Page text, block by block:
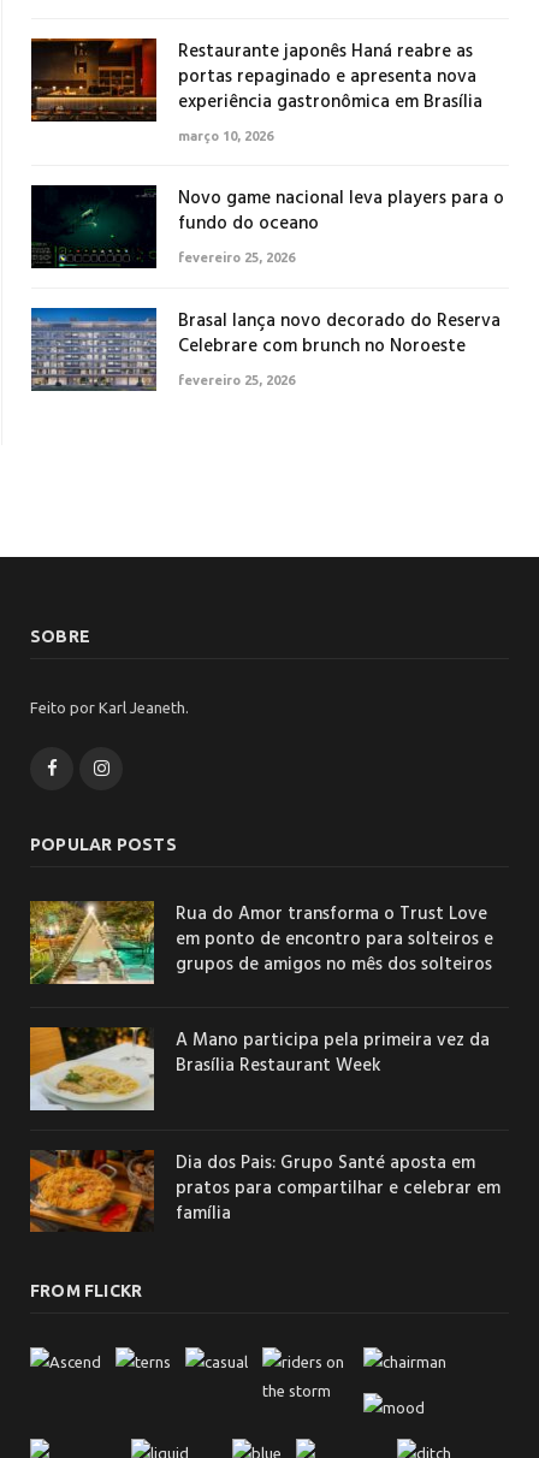
Restaurante japonês Haná reabre as
portas repaginado e apresenta nova
experiência gastronômica em Brasília
março 10, 2026
Novo game nacional leva players para o
fundo do oceano
fevereiro 25, 2026
Brasal lança novo decorado do Reserva
Celebrare com brunch no Noroeste
fevereiro 25, 2026
SOBRE
Feito por Karl Jeaneth.
FacebookInstagram
POPULAR POSTS
Rua do Amor transforma o Trust Love
em ponto de encontro para solteiros e
grupos de amigos no mês dos solteiros
A Mano participa pela primeira vez da
Brasília Restaurant Week
Dia dos Pais: Grupo Santé aposta em
pratos para compartilhar e celebrar em
família
FROM FLICKR